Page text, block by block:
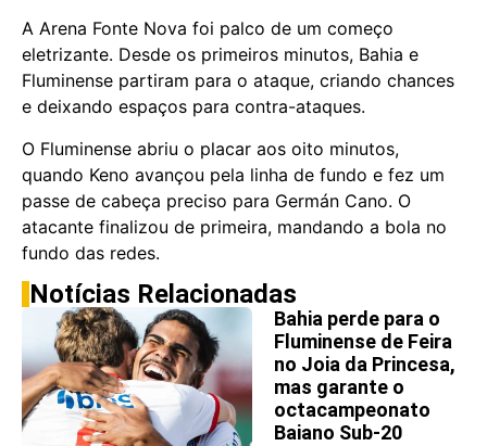
A Arena Fonte Nova foi palco de um começo
eletrizante. Desde os primeiros minutos, Bahia e
Fluminense partiram para o ataque, criando chances
e deixando espaços para contra-ataques.
O Fluminense abriu o placar aos oito minutos,
quando Keno avançou pela linha de fundo e fez um
passe de cabeça preciso para Germán Cano. O
atacante finalizou de primeira, mandando a bola no
fundo das redes.
Notícias Relacionadas
Bahia perde para o
Fluminense de Feira
no Joia da Princesa,
mas garante o
octacampeonato
Baiano Sub-20